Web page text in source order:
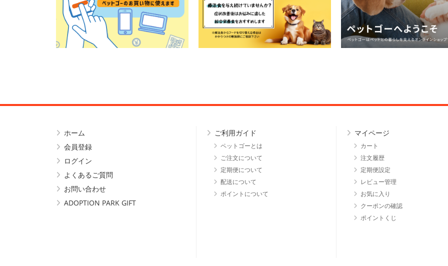
ホーム
会員登録
ログイン
よくあるご質問
お問い合わせ
ADOPTION PARK GIFT
ご利用ガイド
ペットゴーとは
ご注文について
定期便について
配送について
ポイントについて
マイページ
カート
注文履歴
定期便設定
レビュー管理
お気に入り
クーポンの確認
ポイントくじ